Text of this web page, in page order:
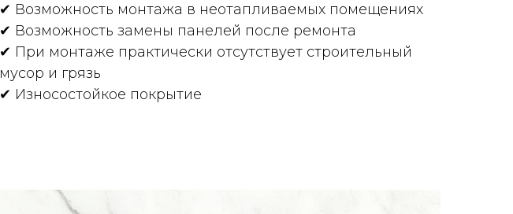
✔ Возможность монтажа в неотапливаемых помещениях
✔ Возможность замены панелей после ремонта
✔ При монтаже практически отсутствует строительный
мусор и грязь
✔ Износостойкое покрытие